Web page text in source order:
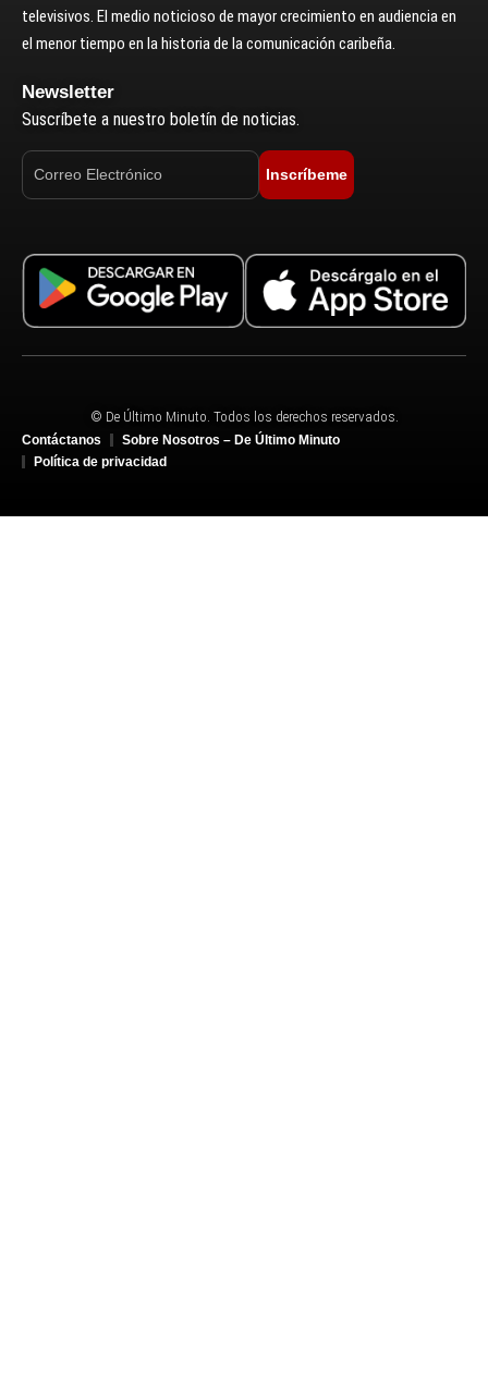
televisivos. El medio noticioso de mayor crecimiento en audiencia en
el menor tiempo en la historia de la comunicación caribeña.
Newsletter
Suscríbete a nuestro boletín de noticias.
Inscríbeme
© De Último Minuto. Todos los derechos reservados.
Contáctanos
Sobre Nosotros – De Último Minuto
Política de privacidad